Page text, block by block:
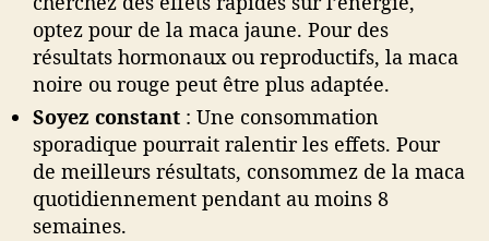
optez pour de la maca jaune. Pour des
résultats hormonaux ou reproductifs, la maca
noire ou rouge peut être plus adaptée.
Soyez constant : Une consommation
sporadique pourrait ralentir les effets. Pour
de meilleurs résultats, consommez de la maca
quotidiennement pendant au moins 8
semaines.